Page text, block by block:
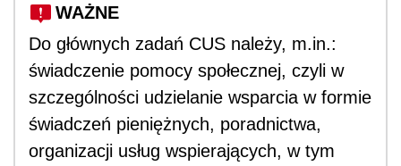
WAŻNE
Do głównych zadań CUS należy, m.in.:
świadczenie pomocy społecznej, czyli w
szczególności udzielanie wsparcia w formie
świadczeń pieniężnych, poradnictwa,
organizacji usług wspierających, w tym